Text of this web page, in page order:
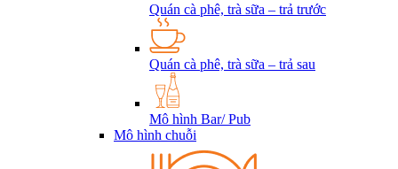
Quán cà phê, trà sữa – trả trước
Quán cà phê, trà sữa – trả sau
Mô hình Bar/ Pub
Mô hình chuỗi